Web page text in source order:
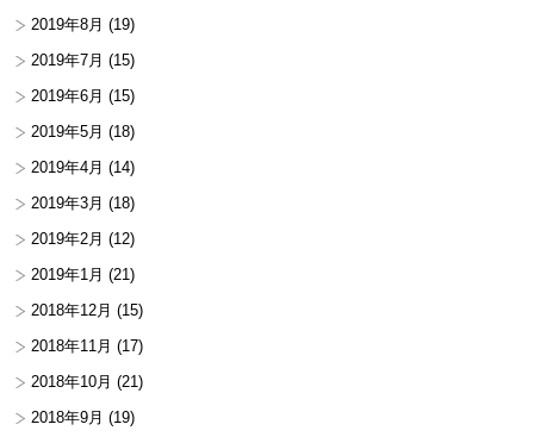
2019年8月 (19)
2019年7月 (15)
2019年6月 (15)
2019年5月 (18)
2019年4月 (14)
2019年3月 (18)
2019年2月 (12)
2019年1月 (21)
2018年12月 (15)
2018年11月 (17)
2018年10月 (21)
2018年9月 (19)